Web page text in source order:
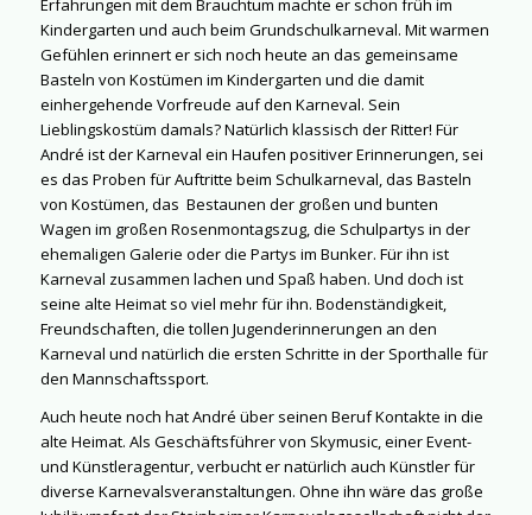
Erfahrungen mit dem Brauchtum machte er schon früh im
Kindergarten und auch beim Grundschulkarneval. Mit warmen
Gefühlen erinnert er sich noch heute an das gemeinsame
Basteln von Kostümen im Kindergarten und die damit
einhergehende Vorfreude auf den Karneval. Sein
Lieblingskostüm damals? Natürlich klassisch der Ritter! Für
André ist der Karneval ein Haufen positiver Erinnerungen, sei
es das Proben für Auftritte beim Schulkarneval, das Basteln
von Kostümen, das Bestaunen der großen und bunten
Wagen im großen Rosenmontagszug, die Schulpartys in der
ehemaligen Galerie oder die Partys im Bunker. Für ihn ist
Karneval zusammen lachen und Spaß haben. Und doch ist
seine alte Heimat so viel mehr für ihn. Bodenständigkeit,
Freundschaften, die tollen Jugenderinnerungen an den
Karneval und natürlich die ersten Schritte in der Sporthalle für
den Mannschaftssport.
Auch heute noch hat André über seinen Beruf Kontakte in die
alte Heimat. Als Geschäftsführer von Skymusic, einer Event-
und Künstleragentur, verbucht er natürlich auch Künstler für
diverse Karnevalsveranstaltungen. Ohne ihn wäre das große